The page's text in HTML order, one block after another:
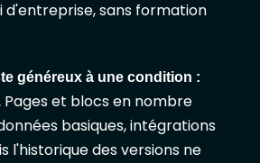
d'entreprise, sans formation
généreux à une condition :
Pages et blocs en nombre
basiques, intégrations
l'historique des versions ne